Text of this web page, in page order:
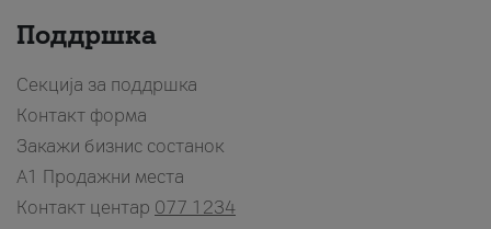
Поддршка
Секција за поддршка
Контакт форма
Закажи бизнис состанок
A1 Продажни места
Контакт центар 077 1234